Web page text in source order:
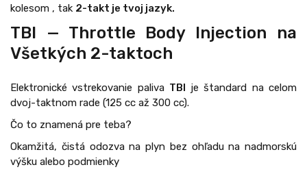
kolesom , tak 2-takt je tvoj jazyk.
TBI — Throttle Body Injection na
Všetkých 2-taktoch
Elektronické vstrekovanie paliva TBI je štandard na celom
dvoj-taktnom rade (125 cc až 300 cc).
Čo to znamená pre teba?
Okamžitá, čistá odozva na plyn bez ohľadu na nadmorskú
výšku alebo podmienky